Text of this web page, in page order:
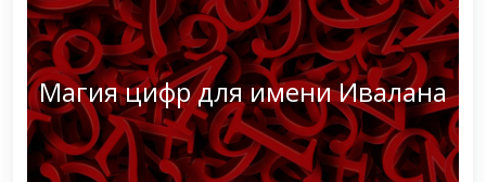
Магия цифр для имени Ивалана